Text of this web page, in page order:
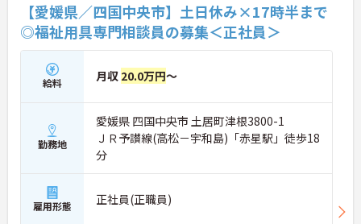
【愛媛県／四国中央市】土日休み×17時半まで
◎福祉用具専門相談員の募集＜正社員＞
給料 月収 20.0万円～
勤務地
愛媛県 四国中央市 土居町津根3800-1
ＪＲ予讃線(高松－宇和島)「赤星駅」徒歩18
分
雇用形態 正社員(正職員)